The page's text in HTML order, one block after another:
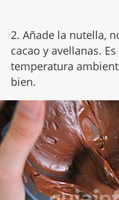
2. Añade la nutella,
cacao y avellanas.
temperatura
bien.